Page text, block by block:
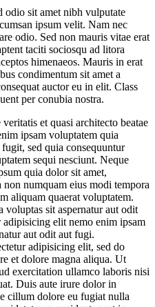
odio sit amet nibh vulputate
ipsum velit. Nam nec
odio. Sed non mauris vitae erat
taciti sociosqu ad litora
himenaeos. Mauris in erat
condimentum sit amet a
auctor eu in elit. Class
per conubia nostra.
et quasi architecto beatae
ipsam voluptatem quia
sed quia consequuntur
sequi nesciunt. Neque
quia dolor sit amet,
numquam eius modi tempora
aliquam quaerat voluptatem.
sit aspernatur aut odit
elit nemo enim ipsam
aut odit aut fugi.
adipisicing elit, sed do
et dolore magna aliqua. Ut
exercitation ullamco laboris nisi
Duis aute irure dolor in
cillum dolore eu fugiat nulla